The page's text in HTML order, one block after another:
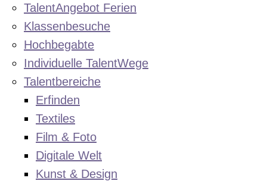
TalentAngebot Ferien
Klassenbesuche
Hochbegabte
Individuelle TalentWege
Talentbereiche
Erfinden
Textiles
Film & Foto
Digitale Welt
Kunst & Design